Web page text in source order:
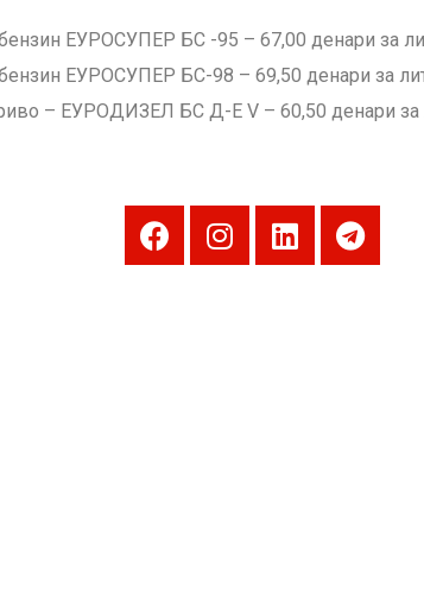
ЕУРОСУПЕР БС -95 – 67,00 денари за
ЕУРОСУПЕР БС-98 – 69,50 денари за
– ЕУРОДИЗЕЛ БС Д-Е V – 60,50 денари за